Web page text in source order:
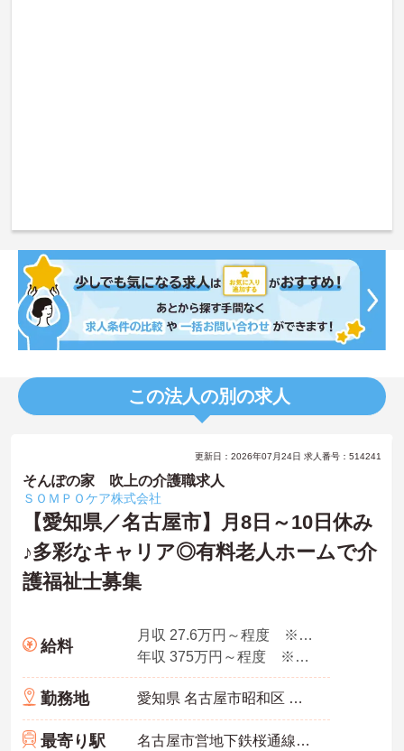
この法人の別の求人
更新日：2026年07月24日 求人番号：514241
そんぽの家 吹上の介護職求人
ＳＯＭＰＯケア株式会社
【愛知県／名古屋市】月8日～10日休み
♪多彩なキャリア◎有料老人ホームで介
護福祉士募集
給料
月収 27.6万円～程度 ※諸手当込み
年収 375万円～程度 ※想定年収
勤務地 愛知県 名古屋市昭和区 阿由知通2-6
最寄り駅 名古屋市営地下鉄桜通線「吹上(愛知)駅」徒歩4分